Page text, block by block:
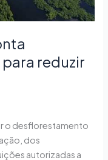
reduzir
o desflorestamento
dos
autorizadas a